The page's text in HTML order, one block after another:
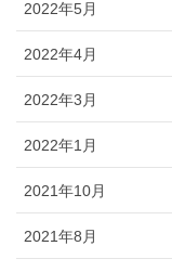
2022年5月
2022年4月
2022年3月
2022年1月
2021年10月
2021年8月